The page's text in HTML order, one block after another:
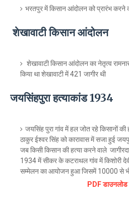
भरतपुर में किसान आंदोलन को प्रारंभ करने
शेखावाटी किसान आंदोलन
शेखावाटी किसान आंदोलन का नेतृत्व
किया था शेखावाटी में 421 जागीर थी
जयसिंहपुरा हत्याकांड 1934
जयसिंह पुरा गांव में हल जोत रहे किसानों
ठाकुर ईश्वर सिंह को कारावास में सजा हुई
जब किसी किसान की हत्या करने वाले
1934 में सीकर के कटराथल गांव में किशोरी
सम्मेलन का आयोजन हुआ जिसमें 10000 से
PDF